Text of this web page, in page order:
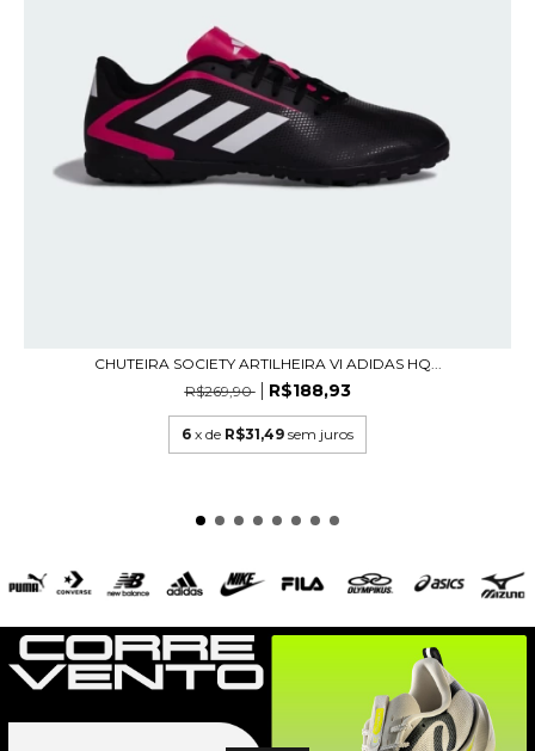
CHUTEIRA SOCIETY ARTILHEIRA VI ADIDAS HQ...
R$269,90
R$188,93
6 x de R$31,49 sem juros